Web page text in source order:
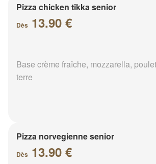
Pizza chicken tikka senior
Dès 13.90 €
Base crème fraîche, mozzarella,
terre
Pizza norvegienne senior
Dès 13.90 €